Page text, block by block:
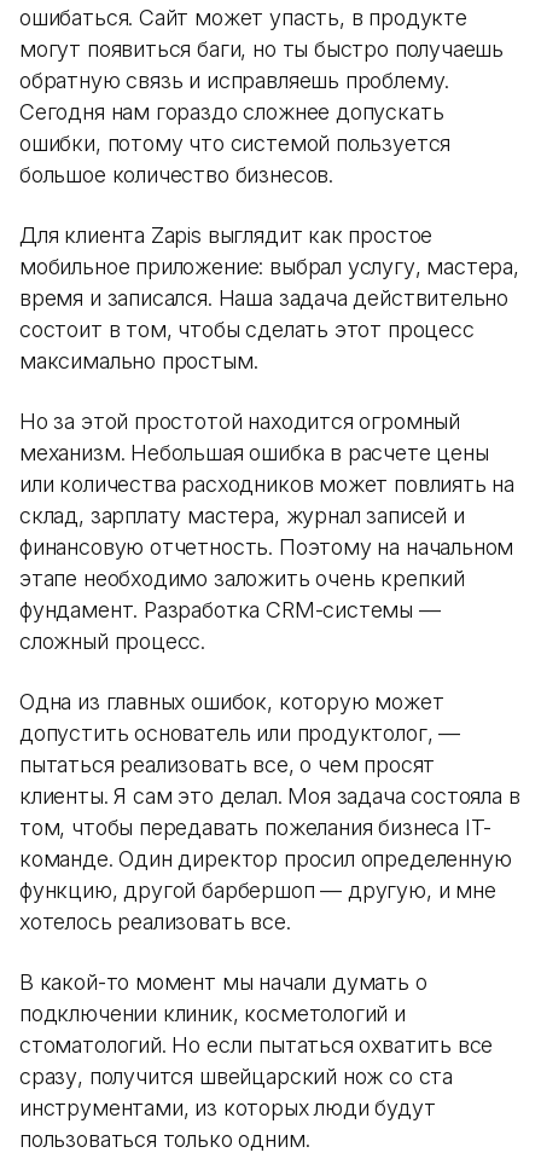
ошибаться. Сайт может упасть, в продукте
могут появиться баги, но ты быстро получаешь
обратную связь и исправляешь проблему.
Сегодня нам гораздо сложнее допускать
ошибки, потому что системой пользуется
большое количество бизнесов.
Для клиента Zapis выглядит как простое
мобильное приложение: выбрал услугу, мастера,
время и записался. Наша задача действительно
состоит в том, чтобы сделать этот процесс
максимально простым.
Но за этой простотой находится огромный
механизм. Небольшая ошибка в расчете цены
или количества расходников может повлиять на
склад, зарплату мастера, журнал записей и
финансовую отчетность. Поэтому на начальном
этапе необходимо заложить очень крепкий
фундамент. Разработка CRM-системы —
сложный процесс.
Одна из главных ошибок, которую может
допустить основатель или продуктолог, —
пытаться реализовать все, о чем просят
клиенты. Я сам это делал. Моя задача состояла в
том, чтобы передавать пожелания бизнеса IT-
команде. Один директор просил определенную
функцию, другой барбершоп — другую, и мне
хотелось реализовать все.
В какой-то момент мы начали думать о
подключении клиник, косметологий и
стоматологий. Но если пытаться охватить все
сразу, получится швейцарский нож со ста
инструментами, из которых люди будут
пользоваться только одним.